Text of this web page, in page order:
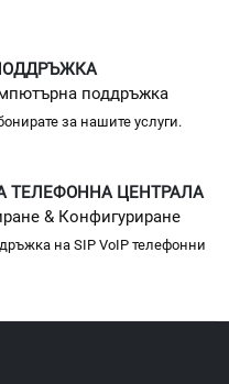
поддръжка
за нашите услуги.
ТЕЛЕФОННА ЦЕНТРАЛА
& Конфигуриране
на SIP VoIP телефонни